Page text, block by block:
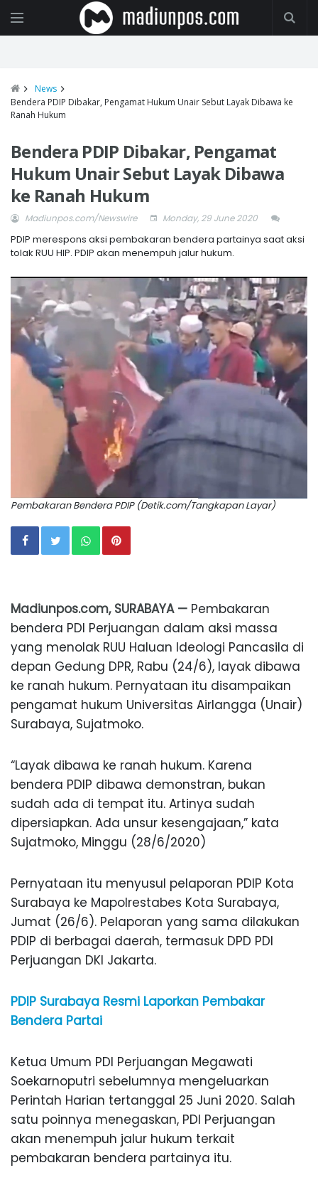
News
Bendera PDIP Dibakar, Pengamat Hukum Unair Sebut Layak Dibawa ke
Ranah Hukum
Bendera PDIP Dibakar, Pengamat
Hukum Unair Sebut Layak Dibawa
ke Ranah Hukum
Madiunpos.com/Newswire Monday, 29 June 2020
PDIP merespons aksi pembakaran bendera partainya saat aksi
tolak RUU HIP. PDIP akan menempuh jalur hukum.
Pembakaran Bendera PDIP (Detik.com/Tangkapan Layar)
Madiunpos.com, SURABAYA — Pembakaran
bendera PDI Perjuangan dalam aksi massa
yang menolak RUU Haluan Ideologi Pancasila di
depan Gedung DPR, Rabu (24/6), layak dibawa
ke ranah hukum. Pernyataan itu disampaikan
pengamat hukum Universitas Airlangga (Unair)
Surabaya, Sujatmoko.
“Layak dibawa ke ranah hukum. Karena
bendera PDIP dibawa demonstran, bukan
sudah ada di tempat itu. Artinya sudah
dipersiapkan. Ada unsur kesengajaan,” kata
Sujatmoko, Minggu (28/6/2020)
Pernyataan itu menyusul pelaporan PDIP Kota
Surabaya ke Mapolrestabes Kota Surabaya,
Jumat (26/6). Pelaporan yang sama dilakukan
PDIP di berbagai daerah, termasuk DPD PDI
Perjuangan DKI Jakarta.
PDIP Surabaya Resmi Laporkan Pembakar
Bendera Partai
Ketua Umum PDI Perjuangan Megawati
Soekarnoputri sebelumnya mengeluarkan
Perintah Harian tertanggal 25 Juni 2020. Salah
satu poinnya menegaskan, PDI Perjuangan
akan menempuh jalur hukum terkait
pembakaran bendera partainya itu.